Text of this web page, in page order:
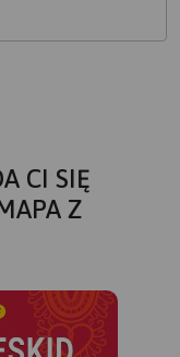
CI SIĘ
Z